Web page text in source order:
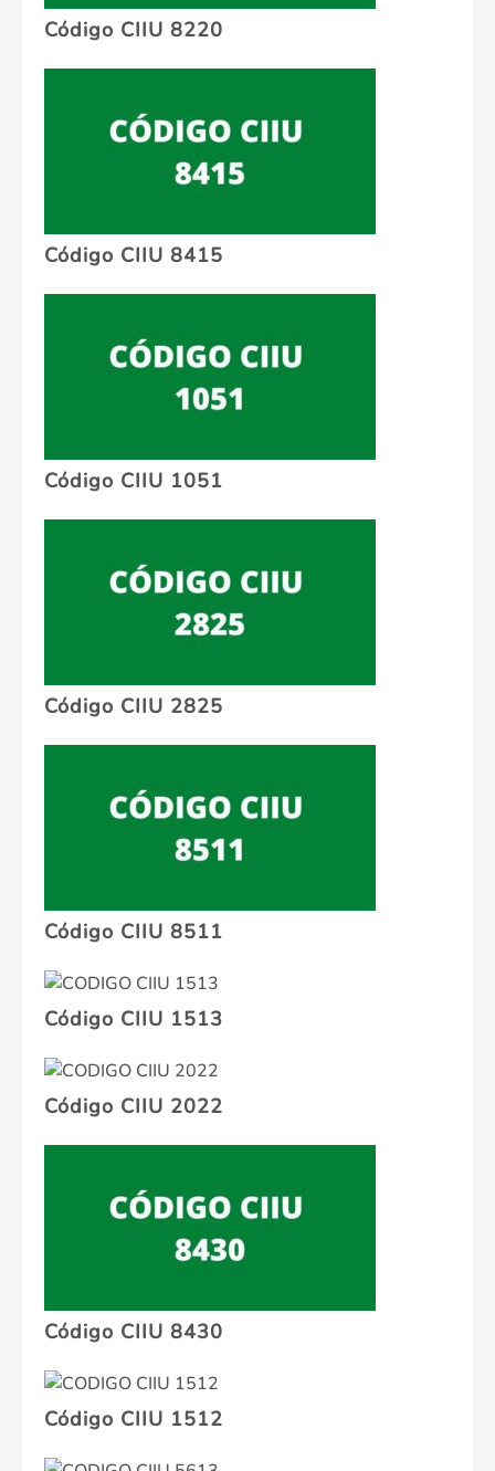
Código CIIU 8220
Código CIIU 8415
Código CIIU 1051
Código CIIU 2825
Código CIIU 8511
Código CIIU 1513
Código CIIU 2022
Código CIIU 8430
Código CIIU 1512